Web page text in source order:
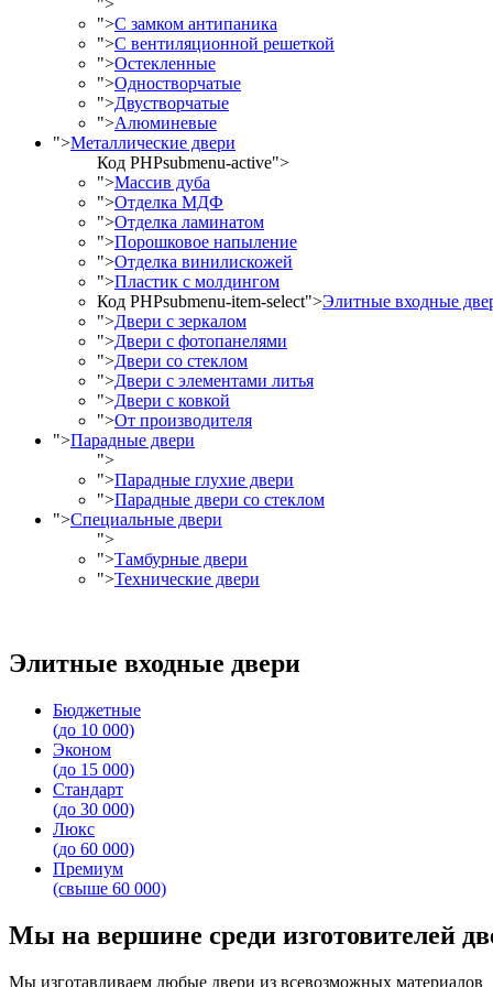
">
">С замком антипаника
">С вентиляционной решеткой
">Остекленные
">Одностворчатые
">Двустворчатые
">Алюминевые
">Металлические двери
Код PHPsubmenu-active">
">Массив дуба
">Отделка МДФ
">Отделка ламинатом
">Порошковое напыление
">Отделка винилискожей
">Пластик с молдингом
Код PHPsubmenu-item-select">Элитные входные
">Двери с зеркалом
">Двери с фотопанелями
">Двери со стеклом
">Двери с элементами литья
">Двери с ковкой
">От производителя
">Парадные двери
">
">Парадные глухие двери
">Парадные двери со стеклом
">Специальные двери
">
">Тамбурные двери
">Технические двери
Элитные входные двери
Бюджетные
(до 10 000)
Эконом
(до 15 000)
Стандарт
(до 30 000)
Люкс
(до 60 000)
Премиум
(свыше 60 000)
Мы на вершине среди изготовителей
Мы изготавливаем любые двери из всевозможных материалов